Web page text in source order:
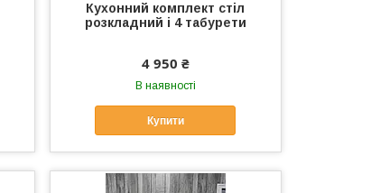
Кухонний комплект стіл
розкладний і 4 табурети
4 950 ₴
В наявності
Купити